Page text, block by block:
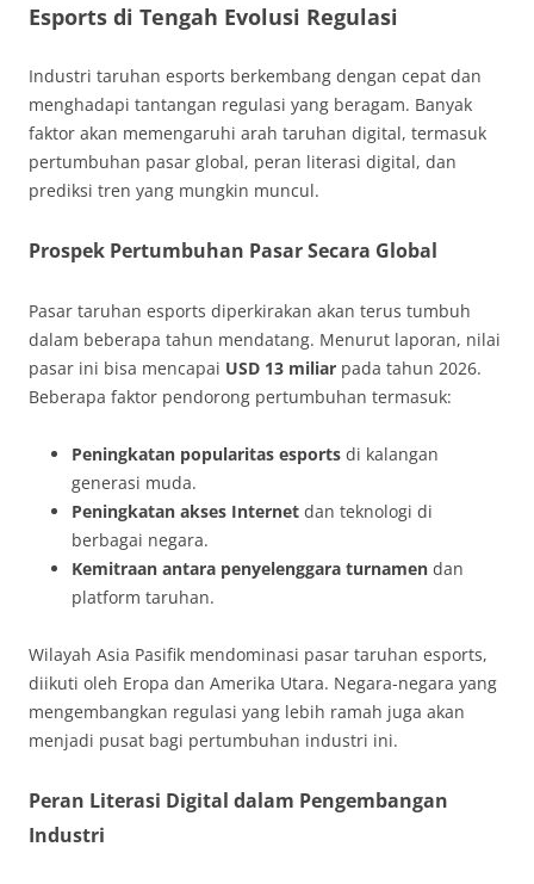
Esports di Tengah Evolusi Regulasi
Industri taruhan esports berkembang dengan cepat dan
menghadapi tantangan regulasi yang beragam. Banyak
faktor akan memengaruhi arah taruhan digital, termasuk
pertumbuhan pasar global, peran literasi digital, dan
prediksi tren yang mungkin muncul.
Prospek Pertumbuhan Pasar Secara Global
Pasar taruhan esports diperkirakan akan terus tumbuh
dalam beberapa tahun mendatang. Menurut laporan, nilai
pasar ini bisa mencapai USD 13 miliar pada tahun 2026.
Beberapa faktor pendorong pertumbuhan termasuk:
Peningkatan popularitas esports di kalangan
generasi muda.
Peningkatan akses Internet dan teknologi di
berbagai negara.
Kemitraan antara penyelenggara turnamen dan
platform taruhan.
Wilayah Asia Pasifik mendominasi pasar taruhan esports,
diikuti oleh Eropa dan Amerika Utara. Negara-negara yang
mengembangkan regulasi yang lebih ramah juga akan
menjadi pusat bagi pertumbuhan industri ini.
Peran Literasi Digital dalam Pengembangan
Industri